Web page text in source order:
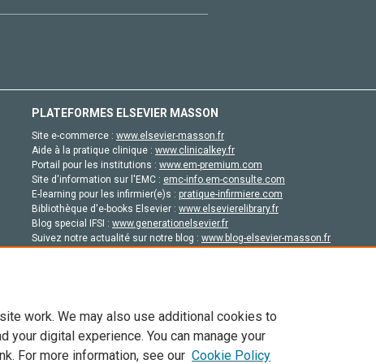
PLATEFORMES ELSEVIER MASSON
Site e-commerce : www.elsevier-masson.fr
Aide à la pratique clinique : www.clinicalkey.fr
Portail pour les institutions : www.em-premium.com
Site d'information sur l'EMC : emc-info.em-consulte.com
E-learning pour les infirmier(e)s : pratique-infirmiere.com
Bibliothèque d'e-books Elsevier : www.elsevierelibrary.fr
Blog special IFSI : www.generationelsevier.fr
Suivez notre actualité sur notre blog : www.blog-elsevier-masson.fr
ses concédants de licence et ses contributeurs. Tout les droits sont réservés,
work. We may also use additional cookies to
your digital experience. You can manage your
For more information, see our Cookie Policy